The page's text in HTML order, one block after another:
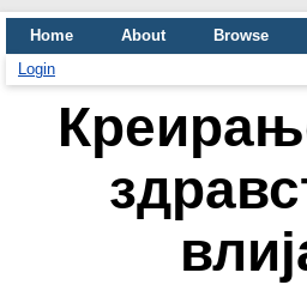
Home About
Browse
Login